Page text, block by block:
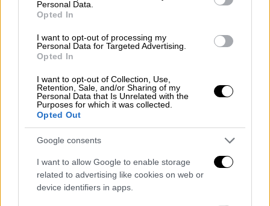
Personal Data.
Opted In
I want to opt-out of processing my
Personal Data for Targeted Advertising.
Opted In
I want to opt-out of Collection, Use,
Retention, Sale, and/or Sharing of my
Personal Data that Is Unrelated with the
Purposes for which it was collected.
Opted Out
Google consents
I want to allow Google to enable storage
related to advertising like cookies on web or
device identifiers in apps.
αυθαίρετες κατασκευές είναι
κατεδαφιστέες και εφαρμόζονται οι
κυρώσεις τωνάρθρων 271 και 271Α του ν.
5037/2023, ήτοι η επιβολή προστίμων
ανέγερσης και διατήρησης, ποινικές
κυρώσεις και αναστολή των αδειών
λειτουργίας».
Για το λόγο αυτό με επιστολή του προς τον
Δήμο Μυκόνου, την εισαγγελία, την
περιφέρεια και την αποκεντρωμένη διοίκηση
Νοτίου Αιγαίου, καθώς και τα Υπουργεία
Εσωτερικών και Τουρισμού, το υπουργείο